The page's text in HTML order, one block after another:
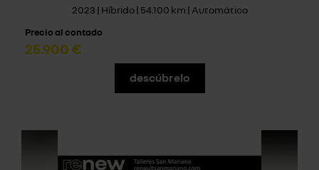
2023 | Híbrido | 54.100 km | Automático
Precio al contado
25.900 €
descúbrelo